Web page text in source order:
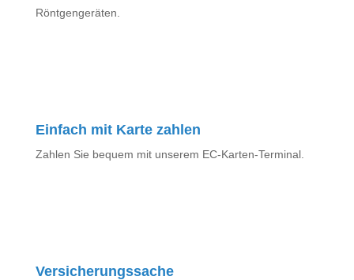
Röntgengeräten.
Einfach mit Karte zahlen
Zahlen Sie bequem mit unserem EC-Karten-Terminal.
Versicherungssache